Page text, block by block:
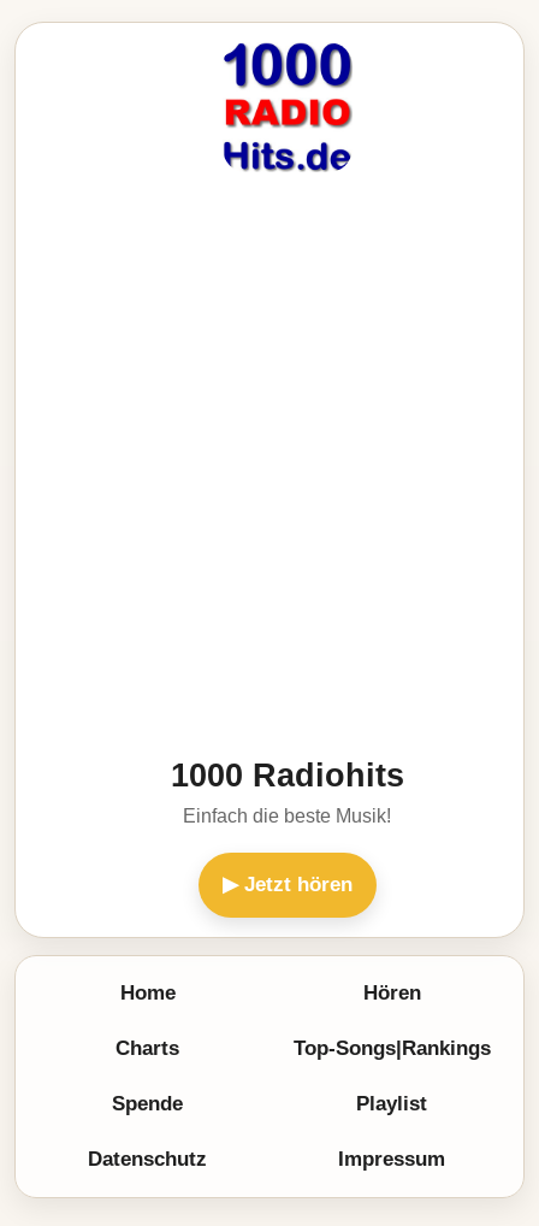
1000 Radiohits
Einfach die beste Musik!
▶ Jetzt hören
Home Hören
Charts Top-Songs|Rankings
Spende Playlist
Datenschutz Impressum